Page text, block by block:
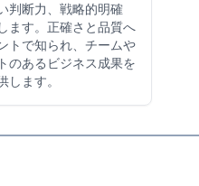
判断力、戦略的明確
ます。正確さと品質へ
トで知られ、チームや
のあるビジネス成果を
します。